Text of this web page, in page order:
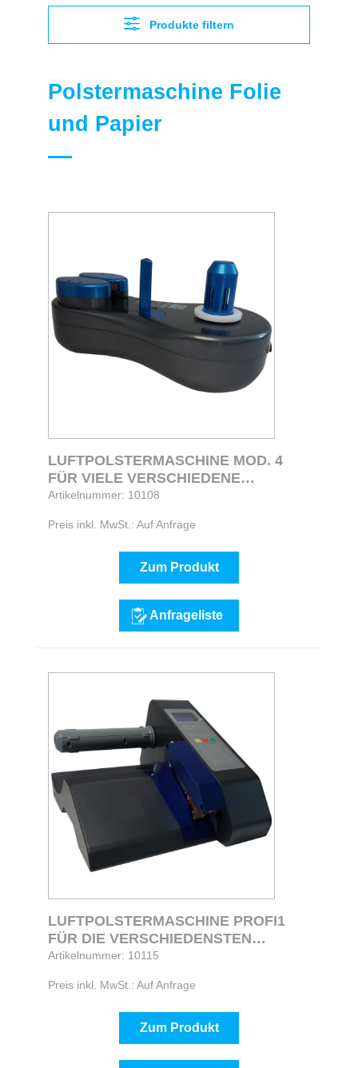
Produkte filtern
Polstermaschine Folie
und Papier
LUFTPOLSTERMASCHINE MOD. 4
FÜR VIELE VERSCHIEDENE
LUFTPOSTERBEUTEL UND
Artikelnummer: 10108
Preis inkl. MwSt.: Auf Anfrage
Zum Produkt
Anfrageliste
LUFTPOLSTERMASCHINE PROFI1
FÜR DIE VERSCHIEDENSTEN
FOLIENTYPEN ZU VERWENDEN
Artikelnummer: 10115
Preis inkl. MwSt.: Auf Anfrage
Zum Produkt